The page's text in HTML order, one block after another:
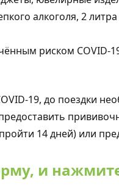
алкоголя, 2
риском
19, до поездки
14 дней) или
и